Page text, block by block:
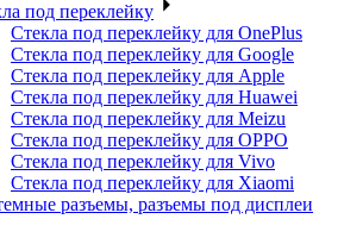
под переклейку
Стекла под переклейку для OnePlus
Стекла под переклейку для Google
Стекла под переклейку для Apple
Стекла под переклейку для Huawei
Стекла под переклейку для Meizu
Стекла под переклейку для OPPO
Стекла под переклейку для Vivo
Стекла под переклейку для Xiaomi
разъемы, разъемы под дисплеи